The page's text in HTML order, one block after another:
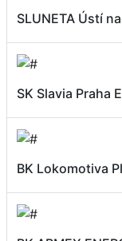
SLUNETA Ústí
SK Slavia Praha
BK Lokomotiva